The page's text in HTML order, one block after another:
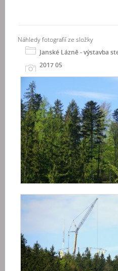
Náhledy fotografií ze složky
Janské Lázně - výstavba
2017 05